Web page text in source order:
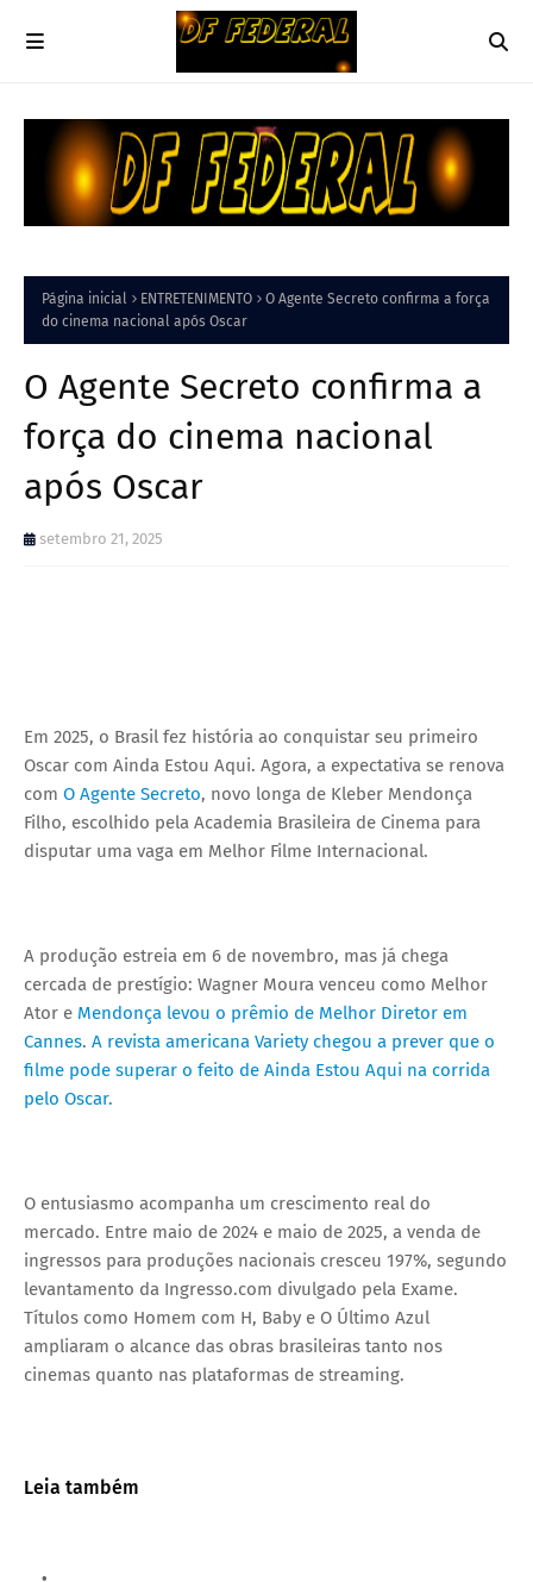
Página inicial ENTRETENIMENTO
O Agente Secreto confirma a força
do cinema nacional após Oscar
O Agente Secreto confirma a
força do cinema nacional
após Oscar
setembro 21, 2025
Em 2025, o Brasil fez história ao conquistar seu primeiro
Oscar com Ainda Estou Aqui. Agora, a expectativa se renova
com O Agente Secreto, novo longa de Kleber Mendonça
Filho, escolhido pela Academia Brasileira de Cinema para
disputar uma vaga em Melhor Filme Internacional.
A produção estreia em 6 de novembro, mas já chega
cercada de prestígio: Wagner Moura venceu como Melhor
Ator e Mendonça levou o prêmio de Melhor Diretor em
Cannes. A revista americana Variety chegou a prever que o
filme pode superar o feito de Ainda Estou Aqui na corrida
pelo Oscar.
O entusiasmo acompanha um crescimento real do
mercado. Entre maio de 2024 e maio de 2025, a venda de
ingressos para produções nacionais cresceu 197%, segundo
levantamento da Ingresso.com divulgado pela Exame.
Títulos como Homem com H, Baby e O Último Azul
ampliaram o alcance das obras brasileiras tanto nos
cinemas quanto nas plataformas de streaming.
Leia também